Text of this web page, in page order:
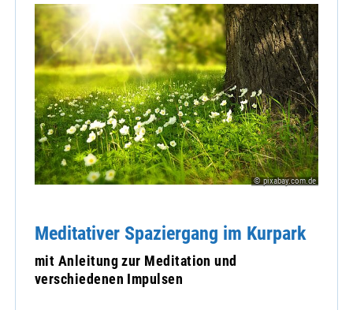
© pixabay.com.de
Meditativer Spaziergang im Kurpark
mit Anleitung zur Meditation und
verschiedenen Impulsen